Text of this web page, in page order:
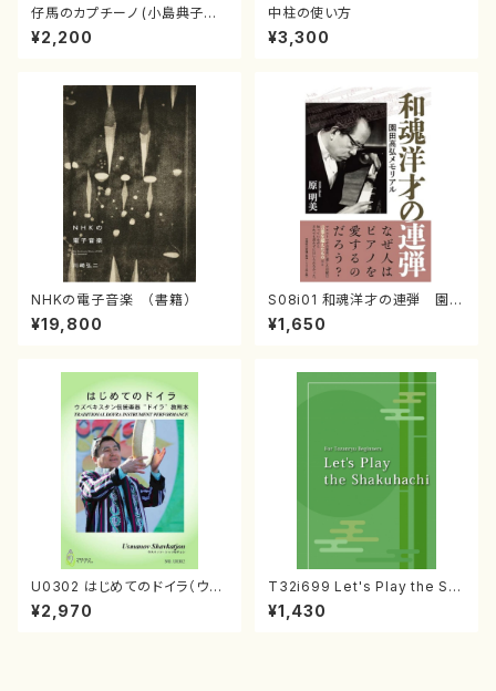
仔馬のカプチーノ (小島典子／
書籍)
¥2,200
中柱の使い方
¥3,300
NHKの電子音楽 （書籍）
¥19,800
S08i01 和魂洋才の連弾 園田
高弘メモリアル （原明美/書籍）
¥1,650
U0302 はじめてのドイラ（ウズ
ベキスタン・ドイラ教則本/ウスマ
ノフ・シャフカチョン/日本語版）
¥2,970
T32i699 Let's Play the Sh
akuhachi（教則本・英語版）
¥1,430